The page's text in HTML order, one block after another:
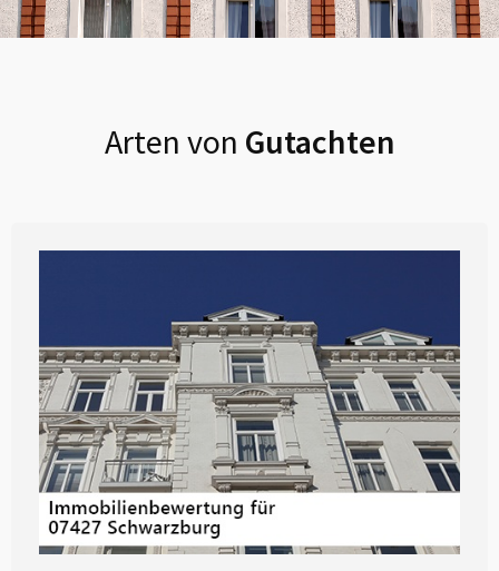
Arten von Gutachten